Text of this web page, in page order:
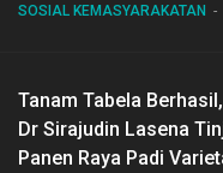
SOSIAL KEMASYARAKATAN
Tanam Tabela
Dr Sirajudin Lasena
Panen Raya Padi